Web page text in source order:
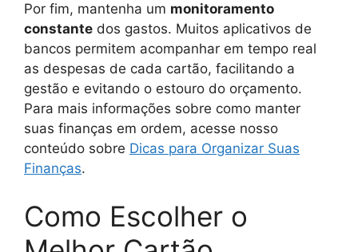
Por fim, mantenha um monitoramento
constante dos gastos. Muitos aplicativos de
bancos permitem acompanhar em tempo real
as despesas de cada cartão, facilitando a
gestão e evitando o estouro do orçamento.
Para mais informações sobre como manter
suas finanças em ordem, acesse nosso
conteúdo sobre Dicas para Organizar Suas
Finanças.
Como Escolher o